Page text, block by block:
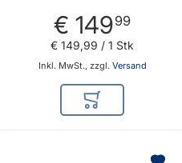
Bruckners ErzBräu
€ 14999
Inkl. MwSt., zzgl. Versand
€ 149,99 / 1 Stk
In den